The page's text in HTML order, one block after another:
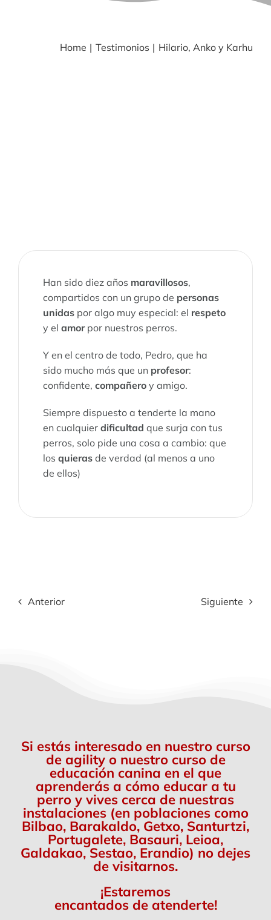
Home Testimonios Hilario, Anko y Karhu
Han sido diez años maravillosos,
compartidos con un grupo de personas
unidaspor algo muy especial: el respeto
y el amorpor nuestros perros.
Y en el centro de todo, Pedro, que ha
sido mucho más que un profesor:
confidente, compañeroy amigo.
Siempre dispuesto a tenderte la mano
en cualquier dificultad que surja con tus
perros, solo pide una cosa a cambio: que
los quierasde verdad (al menos a uno
de ellos)
Anterior Siguiente
Si estás interesado en nuestro curso
de agility o nuestro curso de
educación canina en el que
aprenderás a cómo educar a tu
perro y vives cerca de nuestras
instalaciones (en poblaciones como
Bilbao, Barakaldo, Getxo, Santurtzi,
Portugalete, Basauri, Leioa,
Galdakao, Sestao, Erandio) no dejes
de visitarnos.
¡Estaremos
encantados de atenderte!